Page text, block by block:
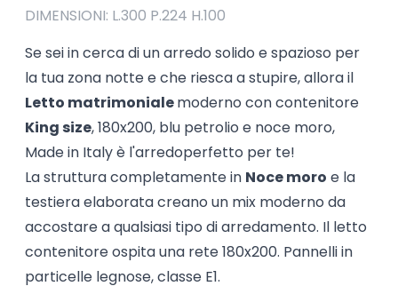
DIMENSIONI: L.300 P.224 H.100
Se sei in cerca di un arredo solido e spazioso per
la tua zona notte e che riesca a stupire, allora il
Letto matrimonialemoderno con contenitore
King size, 180x200, blu petrolio e noce moro,
Made in Italy è l'arredoperfetto per te!
La struttura completamente in Noce moro e la
testiera elaborata creano un mix moderno da
accostare a qualsiasi tipo di arredamento. Il letto
contenitore ospita una rete 180x200. Pannelli in
particelle legnose, classe E1.